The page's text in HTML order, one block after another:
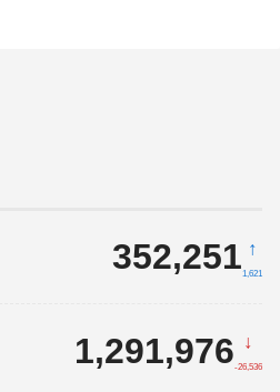
352,251 ↑
1,621
1,291,976 ↓
-26,536